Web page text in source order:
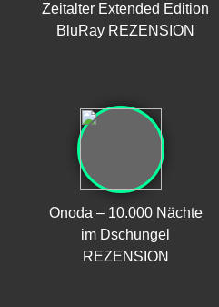
Zeitalter Extended Edition
BluRay REZENSION
Onoda – 10.000 Nächte
im Dschungel
REZENSION